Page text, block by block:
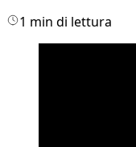
1 min di lettura